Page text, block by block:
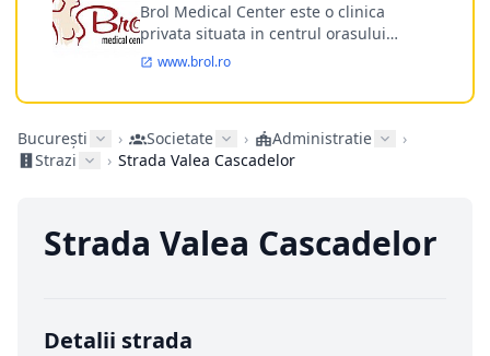
Brol Medical Center este o clinica
privata situata in centrul orasului
Timisoara avand o experienta de
Incepand din anul 2009 clinica isi
ultramodern.
www.brol.ro
București › Societate › Administratie
›
Strazi
› Strada Valea Cascadelor
Strada Valea Cascadelor
Detalii strada